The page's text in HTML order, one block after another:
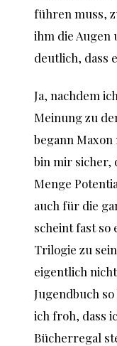
führen muss,
ihm die Augen
deutlich, dass
Ja, nachdem
Meinung zu
begann
bin mir sicher,
Menge
auch für die
scheint fast so
Trilogie zu
eigentlich
Jugendbuch
ich froh, dass
Bücherregal